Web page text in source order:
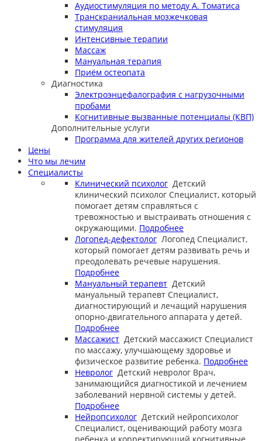
Аудиостимуляция по методу А. Томатиса
Транскраниальная мозжечковая
стимуляция
Интенсивные терапии
Массаж
Мануальная терапия
Приём остеопата
Диагностика
Электроэнцефалография с нагрузочными
пробами
Когнитивные вызванные потенциалы (КВП)
Дополнительные услуги
Программа для жителей других регионов
Цены
Что мы лечим
Специалисты
Клинический психолог Детский
клинический психолог Специалист, который
помогает детям справляться с
тревожностью и выстраивать отношения с
окружающими. Подробнее
Логопед-дефектолог Логопед Специалист,
который помогает детям развивать речь и
преодолевать речевые нарушения.
Подробнее
Мануальный терапевт Детский
мануальный терапевт Специалист,
диагностирующий и лечащий нарушения
опорно-двигательного аппарата у детей.
Подробнее
Массажист Детский массажист Специалист
по массажу, улучшающему здоровье и
физическое развитие ребенка. Подробнее
Невролог Детский невролог Врач,
занимающийся диагностикой и лечением
заболеваний нервной системы у детей.
Подробнее
Нейропсихолог Детский нейропсихолог
Специалист, оценивающий работу мозга